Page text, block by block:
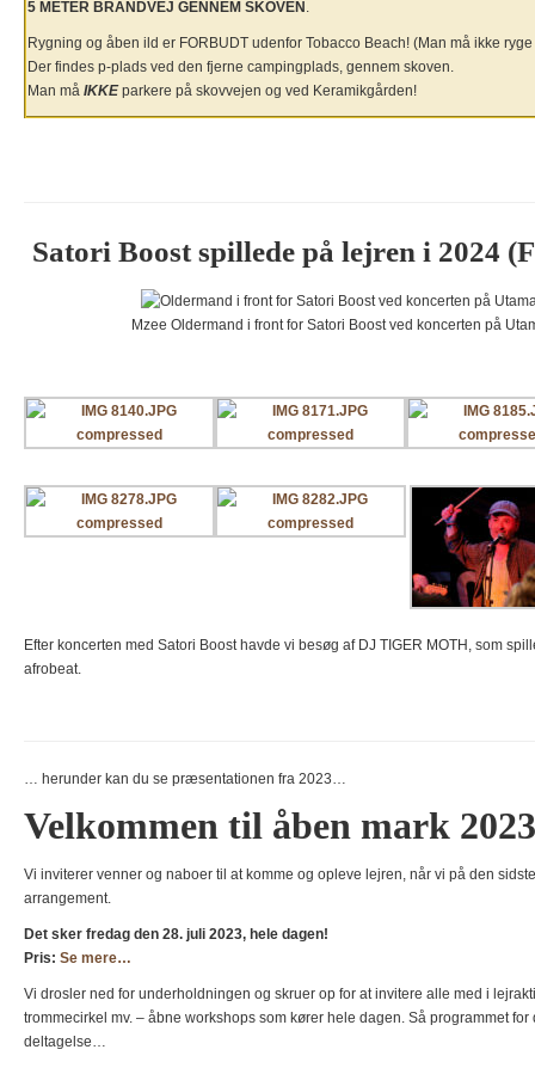
5 METER BRANDVEJ GENNEM SKOVEN .
Rygning og åben ild er FORBUDT udenfor Tobacco Beach! (Man må ikke
Der findes p-plads ved den fjerne campingplads, gennem skoven.
Man må IKKE parkere på skovvejen og ved Keramikgården!
Satori Boost spillede på lejren i 2024
Mzee Oldermand i front for Satori Boost ved koncerten på
Efter koncerten med Satori Boost havde vi besøg af DJ TIGER MOTH, som
afrobeat.
… herunder kan du se præsentationen fra 2023…
Velkommen til åben mark 2023
Vi inviterer venner og naboer til at komme og opleve lejren, når vi på den
arrangement.
Det sker fredag den 28. juli 2023, hele dagen!
Pris: Se mere…
Vi drosler ned for underholdningen og skruer op for at invitere alle med i
trommecirkel mv. – åbne workshops som kører hele dagen. Så programmet
deltagelse…